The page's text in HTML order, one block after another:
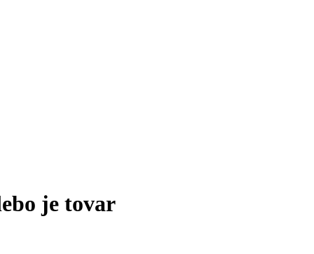
je tovar